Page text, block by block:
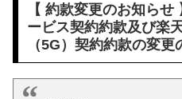
【 約款変更のお知ら
ービス契約約款及び楽
（5G）契約約款の変更